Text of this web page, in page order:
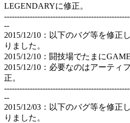
LEGENDARYに修正。
--
2015/12/10：以下のバグ等を修正
りました。
2015/12/10：闘技場でたまに
2015/12/10：必要なのはアーティ
正。
--
2015/12/03：以下のバグ等を修正
りました。